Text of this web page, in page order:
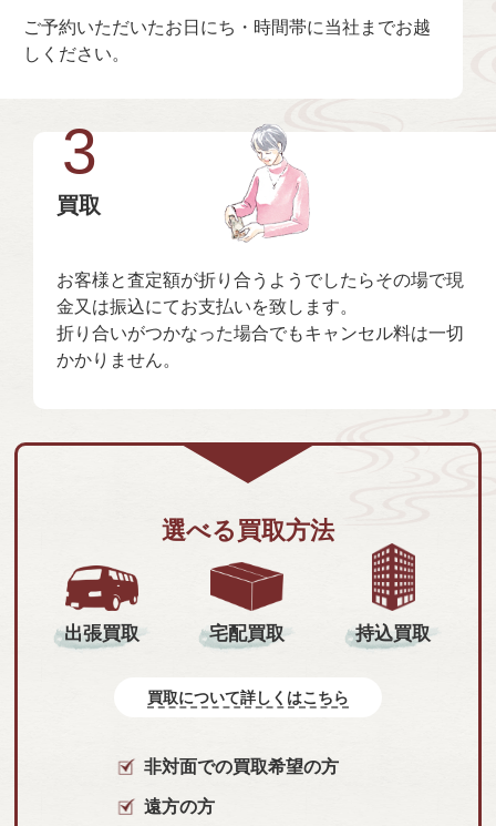
ご予約いただいたお日にち・時間帯に当社までお越
しください。
3
買取
お客様と査定額が折り合うようでしたらその場で現
金又は振込にてお支払いを致します。
折り合いがつかなった場合でもキャンセル料は一切
かかりません。
選べる買取方法
出張買取 宅配買取 持込買取
買取について詳しくはこちら
非対面での買取希望の方
遠方の方